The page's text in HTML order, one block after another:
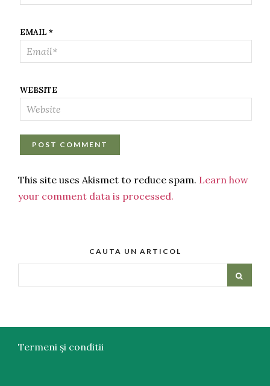
EMAIL *
WEBSITE
This site uses Akismet to reduce spam. Learn how
your comment data is processed.
CAUTA UN ARTICOL
Termeni și conditii